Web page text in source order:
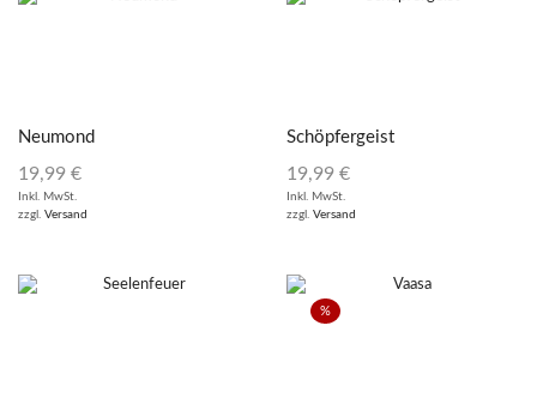
Neumond
19,99 €
Inkl. MwSt.
zzgl. Versand
Schöpfergeist
19,99 €
Inkl. MwSt.
zzgl. Versand
%